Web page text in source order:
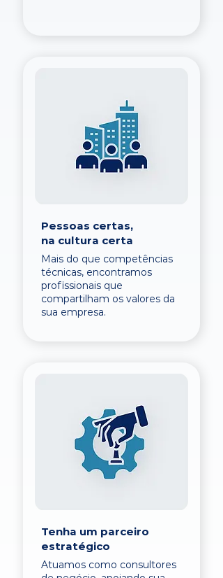
Pessoas certas,
na cultura certa
Mais do que competências
técnicas, encontramos
profissionais que
compartilham os valores da
sua empresa.
Tenha um parceiro
estratégico
Atuamos como consultores